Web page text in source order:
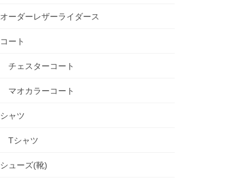
オーダーレザーライダース
コート
チェスターコート
マオカラーコート
シャツ
Tシャツ
シューズ(靴)